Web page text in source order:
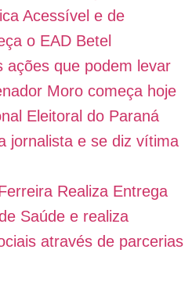
Acessível e de
o EAD Betel
ações que podem levar
Moro começa hoje
Eleitoral do Paraná
jornalista e se diz vítima
Realiza Entrega
Saúde e realiza
através de parcerias